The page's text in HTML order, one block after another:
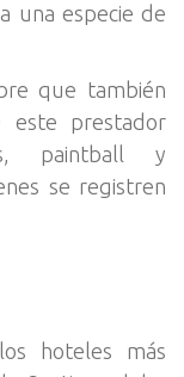
una especie de
que también
prestador
paintball y
se registren
hoteles más